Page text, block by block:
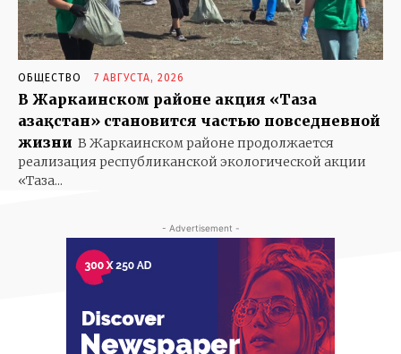
ГОРОДСКОЙ РОМАНС
ГРАНИТ НАУКИ…
ДЕРЕВЕНЬКА МОЯ
ДЕТИ
ЗАГЛЯНИТЕ В СТАРЫЙ АЛЬБОМ
ЗОЛОТАЯ ШКАТУЛКА
КОШКИН ДОМ
КРЕПЧЕ ЗА БАРАНКУ ДЕРЖИСЬ, ШОФЕР
СКАЗКИ НА НОЧЬ. И НЕ ТОЛЬКО
СОБАЧЬЯ РАДОСТЬ
ЧТО В ИМЕНИ МОЕМ
ОБЩЕСТВО 7 АВГУСТА, 2026
В Жаркаинском районе акция «Таза
Қазақстан» становится частью повседневной
жизни В Жаркаинском районе продолжается
реализация республиканской экологической акции
«Таза...
- Advertisement -